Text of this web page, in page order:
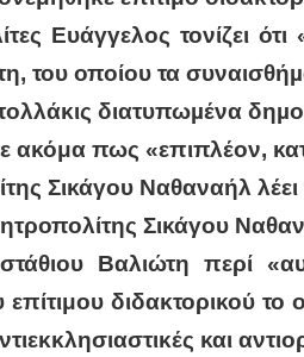
Ευάγγελος τονίζει
του οποίου τα
διατυπωµένα
ακόμα πως «επιπλέον,
Σικάγου Ναθαναήλ
Σικάγου
Βαλιώτη περί
διδακτορικού
και